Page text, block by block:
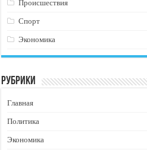
Происшествия
Спорт
Экономика
Рубрики
Главная
Политика
Экономика